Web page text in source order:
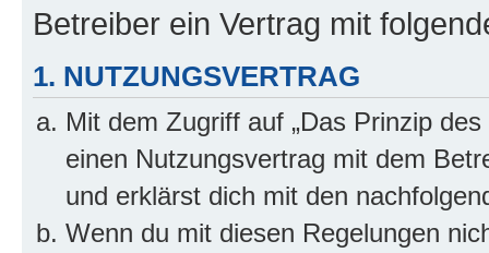
Betreiber ein Vertrag mit
1. NUTZUNGSVERTRAG
Mit dem Zugriff auf „Das Prinzip
einen Nutzungsvertrag mit dem
und erklärst dich mit den
Wenn du mit diesen Regelungen